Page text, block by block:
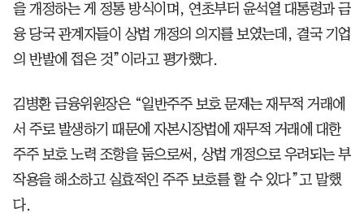
을 개정하는 게 정통 방식이며, 연초부터 윤석열 대통령과 금
융 당국 관계자들이 상법 개정의 의지를 보였는데, 결국 기업
의 반발에 접은 것”이라고 평가했다.
김병환 금융위원장은 “일반주주 보호 문제는 재무적 거래에
서 주로 발생하기 때문에 자본시장법에 재무적 거래에 대한
주주 보호 노력 조항을 둠으로써, 상법 개정으로 우려되는 부
작용을 해소하고 실효적인 주주 보호를 할 수 있다”고 말했
다.